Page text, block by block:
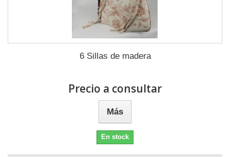
6 Sillas de madera
Precio a consultar
Más
En stock